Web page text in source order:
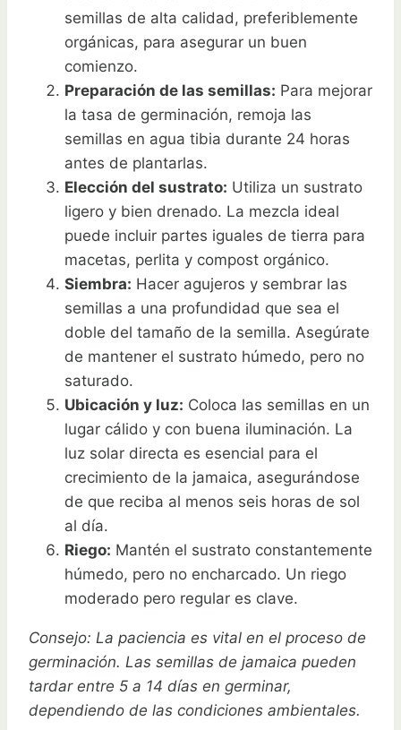
semillas de alta calidad, preferiblemente
orgánicas, para asegurar un buen
comienzo.
Preparación de las semillas: Para mejorar
la tasa de germinación, remoja las
semillas en agua tibia durante 24 horas
antes de plantarlas.
Elección del sustrato: Utiliza un sustrato
ligero y bien drenado. La mezcla ideal
puede incluir partes iguales de tierra para
macetas, perlita y compost orgánico.
Siembra: Hacer agujeros y sembrar las
semillas a una profundidad que sea el
doble del tamaño de la semilla. Asegúrate
de mantener el sustrato húmedo, pero no
saturado.
Ubicación y luz: Coloca las semillas en un
lugar cálido y con buena iluminación. La
luz solar directa es esencial para el
crecimiento de la jamaica, asegurándose
de que reciba al menos seis horas de sol
al día.
Riego: Mantén el sustrato constantemente
húmedo, pero no encharcado. Un riego
moderado pero regular es clave.
Consejo: La paciencia es vital en el proceso de
germinación. Las semillas de jamaica pueden
tardar entre 5 a 14 días en germinar,
dependiendo de las condiciones ambientales.